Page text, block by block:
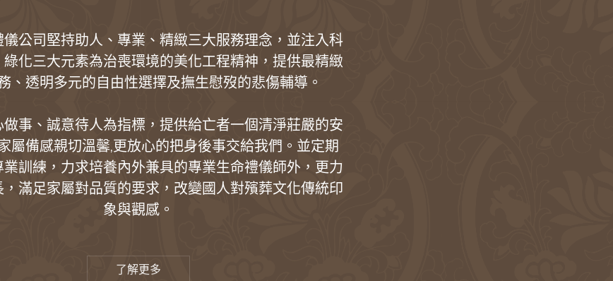
公司堅持助人、專業、精緻三大服務理念，並注入科
化三大元素為治喪環境的美化工程精神，提供最精緻
、透明多元的自由性選擇及撫生慰歿的悲傷輔導。
事、誠意待人為指標，提供給亡者一個清淨莊嚴的安
屬備感親切溫馨,更放心的把身後事交給我們。並定期
訓練，力求培養內外兼具的專業生命禮儀師外，更力
滿足家屬對品質的要求，改變國人對殯葬文化傳統印
象與觀感。​
了解更多